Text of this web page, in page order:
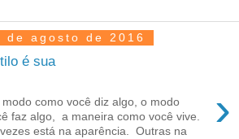
agosto de 2016
é sua
›
modo como você diz algo, o modo
faz algo, a maneira como você vive.
está na aparência. Outras na